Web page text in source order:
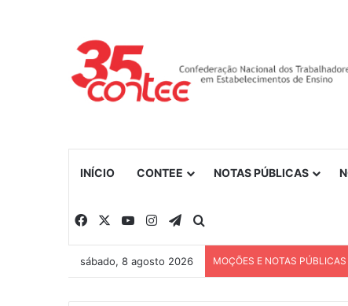
INÍCIO CONTEE NOTAS PÚBLICAS
Facebook YouTubeInstagramTelegram
sábado, 8 agosto 2026 MOÇÕES E NOTAS PÚBLICAS